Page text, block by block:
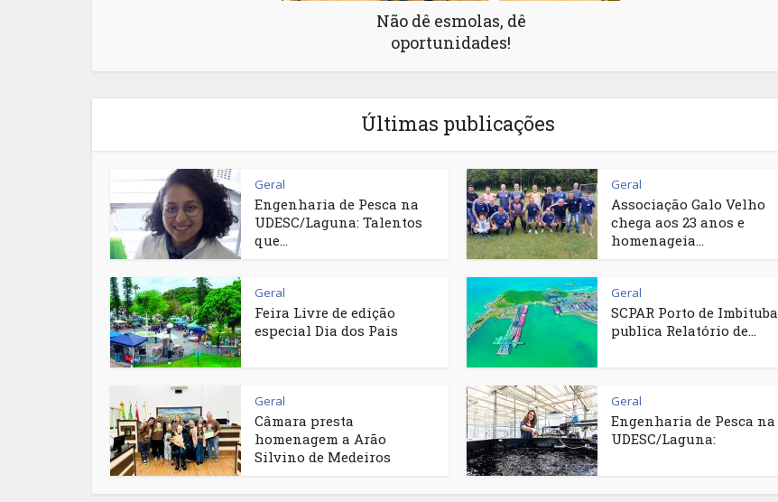
Não dê esmolas, dê
oportunidades!
Últimas publicações
Geral
Engenharia de Pesca na
UDESC/Laguna: Talentos
que...
Geral
Associação Galo Velho
chega aos 23 anos e
homenageia...
Geral
Feira Livre de edição
especial Dia dos Pais
Geral
SCPAR Porto de Imbituba
publica Relatório de...
Geral
Câmara presta
homenagem a Arão
Silvino de Medeiros
Geral
Engenharia de Pesca na
UDESC/Laguna: